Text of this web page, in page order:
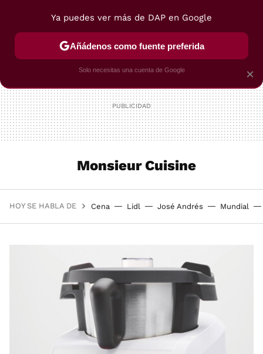
POSTRES VIAJES SELECCIÓN VEGUI
Monsieur Cuisine
HOY SE HABLA DE Cena Lidl José Andrés Mundial
×
Ya puedes ver más de DAP en Google
Añádenos como fuente preferida
Solo necesitas una cuenta de Google